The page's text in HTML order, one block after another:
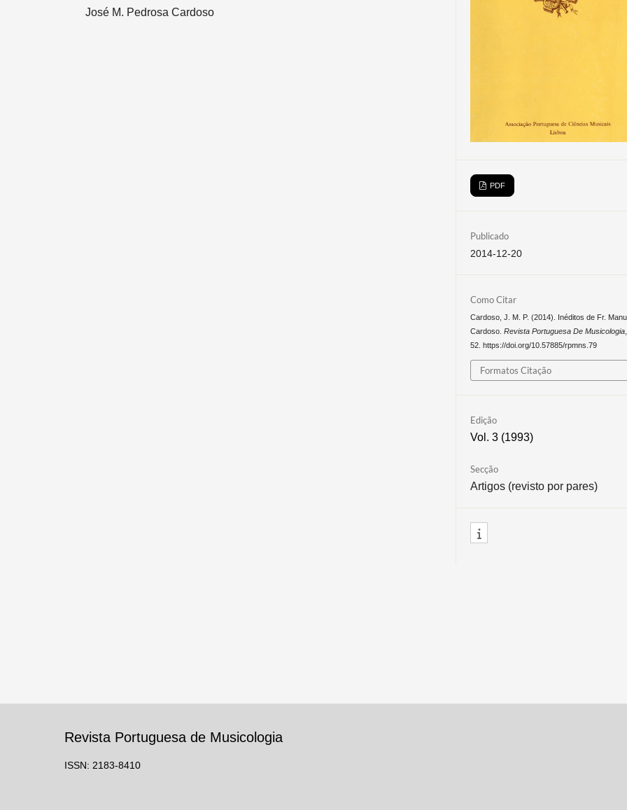
José M. Pedrosa Cardoso
PDF
Publicado
2014-12-20
Como Citar
Cardoso, J. M. P. (2014). Inéditos de Fr.
Cardoso.Revista Portuguesa De Musicologia
52. https://doi.org/10.57885/rpmns.79
Formatos Citação
Edição
Vol. 3 (1993)
Secção
Artigos (revisto por pares)
Revista Portuguesa de Musicologia
ISSN: 2183-8410